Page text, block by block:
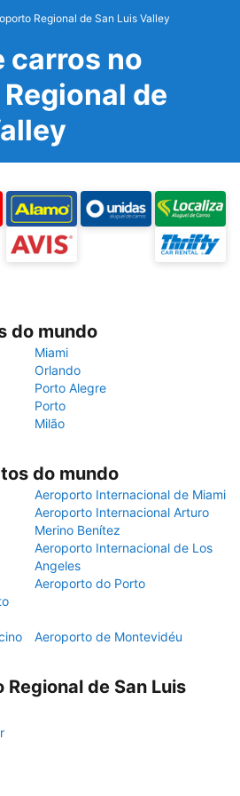
Regional de San Luis Valley
carros no
de
do mundo
Miami
Orlando
Porto Alegre
Porto
Milão
do mundo
Aeroporto Internacional de Miami
Aeroporto Internacional Arturo
Merino Benítez
Aeroporto Internacional de Los
Angeles
Aeroporto do Porto
Aeroporto de Montevidéu
de San Luis